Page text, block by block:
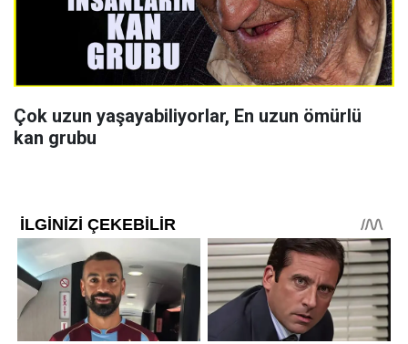
Çok uzun yaşayabiliyorlar, En uzun ömürlü
kan grubu